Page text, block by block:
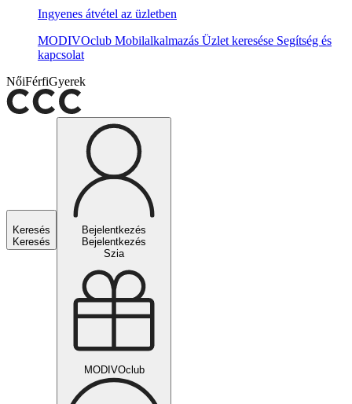
Ingyenes átvétel az üzletben
MODIVOclub Mobilalkalmazás Üzlet keresése Segítség és
kapcsolat
NőiFérfiGyerek
Keresés
Keresés
Bejelentkezés
Bejelentkezés
Szia
MODIVOclub